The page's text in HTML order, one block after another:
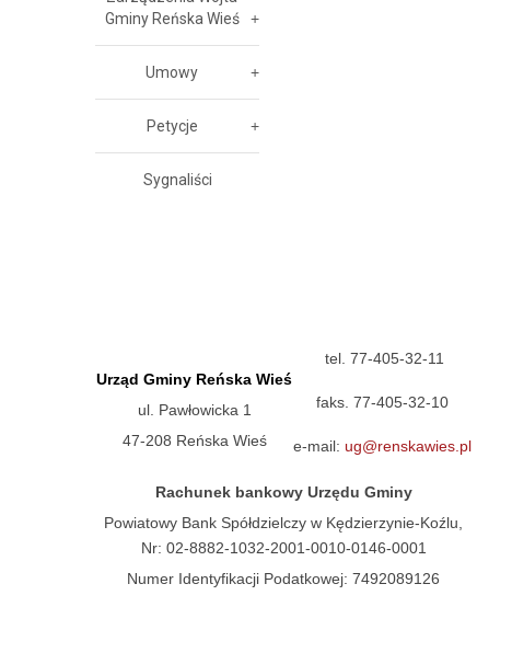
Gminy Reńska Wieś
Umowy
Petycje
Sygnaliści
Urząd Gminy Reńska Wieś
ul. Pawłowicka 1
47-208 Reńska Wieś
tel. 77-405-32-11
faks. 77-405-32-10
e-mail: ug@renskawies.pl
Rachunek bankowy Urzędu Gminy
Powiatowy Bank Spółdzielczy w Kędzierzynie-Koźlu,
Nr: 02-8882-1032-2001-0010-0146-0001
Numer Identyfikacji Podatkowej: 7492089126